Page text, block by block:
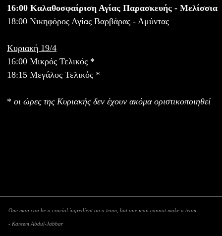
16:00 Καλαθοσφαίριση Αγίας Παρασκευής - Μελίσσια
18:00 Νικηφόρος Αγίας Βαρβάρας - Αμύντας
Κυριακή 19/4
16:00 Μικρός Τελικός *
18:15 Μεγάλος Τελικός *
* οι ώρες της Κυριακής δεν έχουν ακόμα οριστικοποιηθεί
One man can be a crucial ingredient on a team, but one man cannot make a team.
- Kareem Abdul-Jabbar